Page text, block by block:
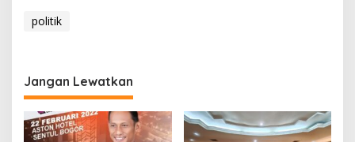
politik
Jangan Lewatkan